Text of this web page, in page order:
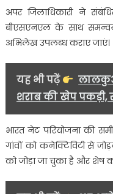
अपर जिलाधिकारी ने
बीएसएनएल के साथ
अभिलेख उपलब्ध कराए जाएं।
यह भी पढ़ें
शराब की खेप पकड़ी,
भारत नेट परियोजना की
गांवों को कनेक्टिविटी से
को जोड़ा जा चुका है और शेष